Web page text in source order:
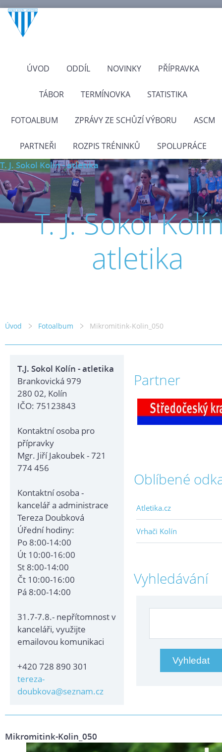
ÚVOD ODDÍL NOVINKY PŘÍPRAVKA
TÁBOR TERMÍNOVKA STATISTIKA
FOTOALBUM ZPRÁVY ZE SCHŮZÍ VÝBORU ASCM
PARTNEŘI ROZPIS TRÉNINKŮ SPOLUPRÁCE
T. J. Sokol Kolín - atletika
T. J. Sokol
atletika
Úvod Fotoalbum Mikromitink-Kolin_050
T.J. Sokol Kolín - atletika
Brankovická 979
280 02, Kolín
IČO: 75123843
Kontaktní osoba pro
přípravky
Mgr. Jiří Jakoubek - 721
774 456
Kontaktní osoba -
kancelář a administrace
Tereza Doubková
Úřední hodiny:
Po 8:00-14:00
Út 10:00-16:00
St 8:00-14:00
Čt 10:00-16:00
Pá 8:00-14:00
31.7-7.8.- nepřítomnost v
kanceláři, využijte
emailovou komunikaci
+420 728 890 301
tereza-
doubkova@seznam.cz
Partner
Oblíbené
Atletika.cz
Vrhači Kolín
Vyhledávání
Mikromitink-Kolin_050